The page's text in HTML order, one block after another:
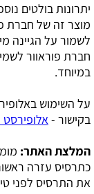
יתרונות בולטים
מוצר זה של חברת
לשמור על הגיינה
חברת פוראוור
במיוחד.
על השימוש
בקישור -אלופירסט
המלצת האתר:
כתרסיס עזרה
את התרסיס לפני